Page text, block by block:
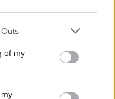
one or more Google
You may click to
its third-party tags to
in below Google
of my